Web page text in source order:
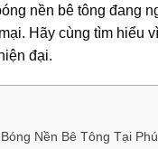
nền bê tông đang
Hãy cùng tìm hiểu
đại.
Nền Bê Tông Tại